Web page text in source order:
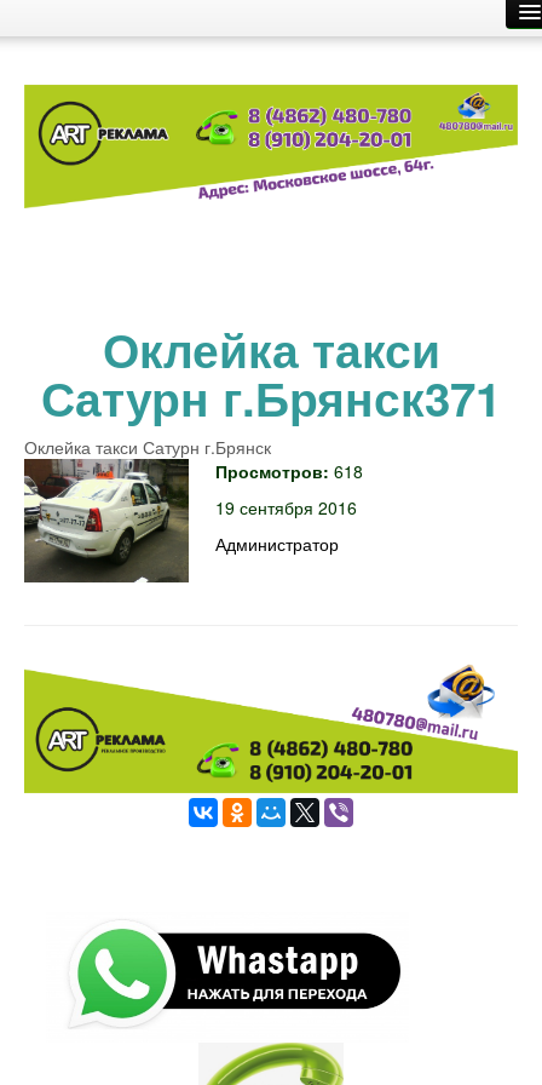
Размещение рекламы
О компании Контакты
Оклейка такси
Сатурн г.Брянск371
Оклейка такси Сатурн г.Брянск
Просмотров: 618
19 сентября 2016
Администратор